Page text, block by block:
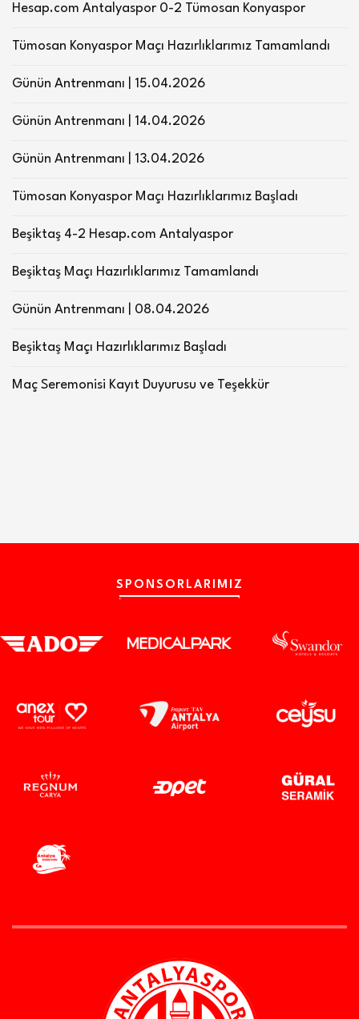
Hesap.com Antalyaspor 0-2 Tümosan Konyaspor
Tümosan Konyaspor Maçı Hazırlıklarımız Tamamlandı
Günün Antrenmanı | 15.04.2026
Günün Antrenmanı | 14.04.2026
Günün Antrenmanı | 13.04.2026
Tümosan Konyaspor Maçı Hazırlıklarımız Başladı
Beşiktaş 4-2 Hesap.com Antalyaspor
Beşiktaş Maçı Hazırlıklarımız Tamamlandı
Günün Antrenmanı | 08.04.2026
Beşiktaş Maçı Hazırlıklarımız Başladı
Maç Seremonisi Kayıt Duyurusu ve Teşekkür
SPONSORLARIMIZ